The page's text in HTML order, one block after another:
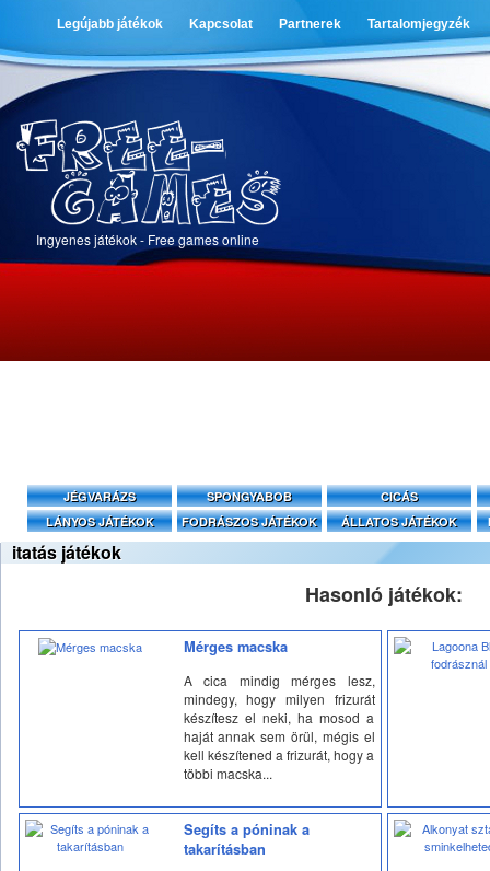
Legújabb játékok Kapcsolat Partnerek Tartalomjegyzék
Ingyenes játékok - Free games online
JÉGVARÁZS SPONGYABOB
CICÁS
LÁNYOS JÁTÉKOK
FODRÁSZOS JÁTÉKOK ÁLLATOS JÁTÉKOK
itatás játékok
Hasonló játékok:
Mérges macska
A cica mindig mérges lesz,
mindegy, hogy milyen frizurát
készítesz el neki, ha mosod a
haját annak sem örül, mégis el
kell készítened a frizurát, hogy a
többi macska...
Segíts a póninak a
takarításban